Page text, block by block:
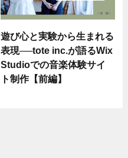
遊び心と実験から生まれる
表現──tote inc.が語るWix
Studioでの音楽体験サイ
ト制作【前編】